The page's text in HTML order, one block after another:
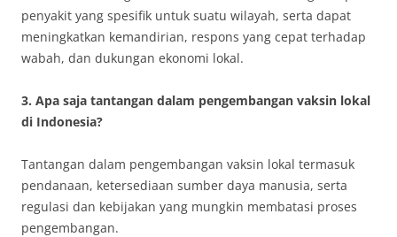
penyakit yang spesifik untuk suatu wilayah, serta dapat
meningkatkan kemandirian, respons yang cepat terhadap
wabah, dan dukungan ekonomi lokal.
3. Apa saja tantangan dalam pengembangan vaksin lokal
di Indonesia?
Tantangan dalam pengembangan vaksin lokal termasuk
pendanaan, ketersediaan sumber daya manusia, serta
regulasi dan kebijakan yang mungkin membatasi proses
pengembangan.